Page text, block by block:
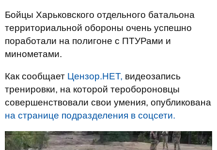
Бойцы Харьковского отдельного батальона
территориальной обороны очень успешно
поработали на полигоне с ПТУРами и
минометами.
Как сообщает Цензор.НЕТ, видеозапись
тренировки, на которой теробороновцы
совершенствовали свои умения, опубликована
на странице подразделения в соцсети.